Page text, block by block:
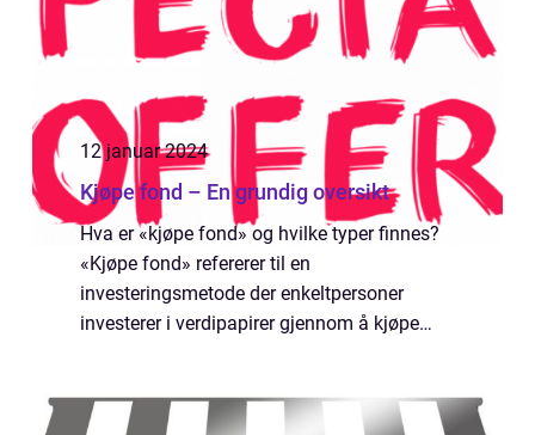
12 januar 2024
Kjøpe fond – En grundig oversikt
Hva er «kjøpe fond» og hvilke typer finnes?
«Kjøpe fond» refererer til en
investeringsmetode der enkeltpersoner
investerer i verdipapirer gjennom å kjøpe